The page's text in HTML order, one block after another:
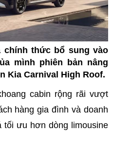
chính thức bổ sung vào
mình phiên bản nâng
Kia Carnival High Roof.
cabin rộng rãi vượt
hàng gia đình và doanh
tối ưu hơn dòng limousine